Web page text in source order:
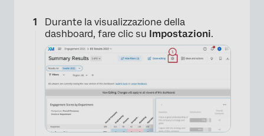
Durante la visualizzazione della
dashboard, fare clic su Impostazioni.